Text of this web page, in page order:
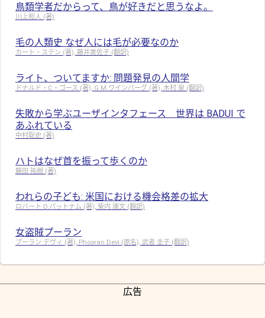
鳥類学者だからって、鳥が好きだと思うなよ。
川上和人 (著)
毛の人類史 なぜ人には毛が必要なのか
カート・ステン (著), 藤井美佐子 (翻訳)
ライト、ついてますか: 問題発見の人間学
ドナルド・C・ゴース (著), G.M.ワインバーグ (著), 木村 泉 (翻訳)
失敗から学ぶユーザインタフェース 世界は BADUI で
あふれている
中村聡史 (著)
ハトはなぜ首を振って歩くのか
藤田 祐樹 (著)
われらの子ども: 米国における機会格差の拡大
ロバート D.パットナム (著), 柴内 康文 (翻訳)
女盗賊プーラン
プーラン デヴィ (著), Phooran Devi (原名), 武者 圭子 (翻訳)
広告